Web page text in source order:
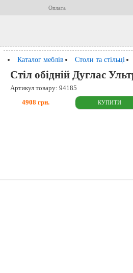
Оплата
Каталог меблів Столи та стільці
Стіл обідній Дуглас
Артикул товару: 94185
4908 грн.